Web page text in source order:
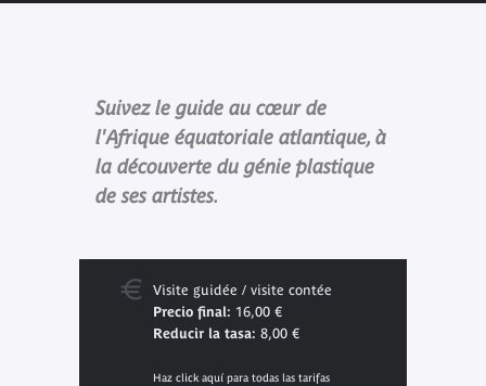
Suivez le guide au cœur de
l'Afrique équatoriale atlantique, à
la découverte du génie plastique
de ses artistes.
Visite guidée / visite contée
Precio final: 16,00 €
Reducir la tasa: 8,00 €
Haz click aquí para todas las tarifas